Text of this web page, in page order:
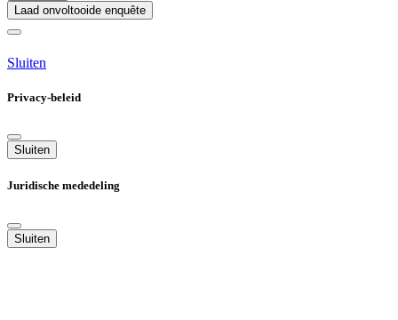
Laad onvoltooide enquête
Sluiten
Privacy-beleid
Sluiten
Juridische mededeling
Sluiten